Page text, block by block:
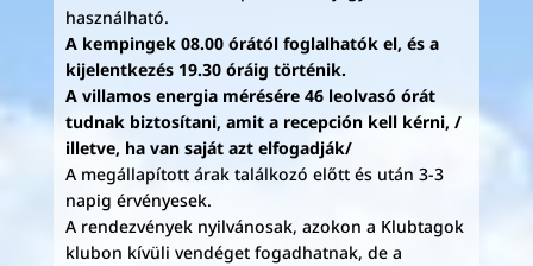
használható.
A kempingek 08.00 órától foglalhatók el, és a
kijelentkezés 19.30 óráig történik.
A villamos energia mérésére 46 leolvasó órát
tudnak biztosítani, amit a recepción kell kérni, /
illetve, ha van saját azt elfogadják/
A megállapított árak találkozó előtt és után 3-3
napig érvényesek.
A rendezvények nyilvánosak, azokon a Klubtagok
klubon kívüli vendéget fogadhatnak, de a